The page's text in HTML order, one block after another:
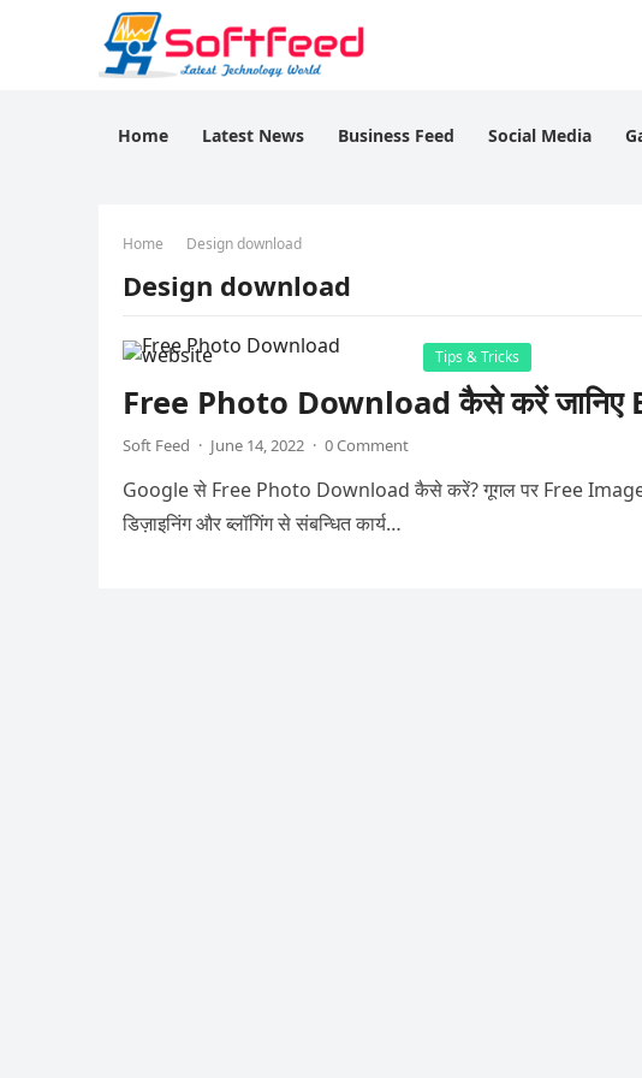
Home Latest News Business Feed Social Media
Home Design download
Design download
Tips & Tricks
Free Photo Download कैसे करें जानिए
Soft Feed · June 14, 2022 · 0 Comment
Google से Free Photo Download कैसे करें? गूगल पर Free Image
डिज़ाइनिंग और ब्लॉगिंग से संबन्धित कार्य…